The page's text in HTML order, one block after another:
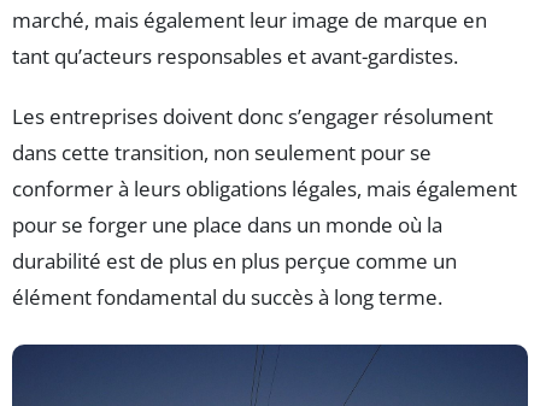
marché, mais également leur image de marque en
tant qu’acteurs responsables et avant-gardistes.
Les entreprises doivent donc s’engager résolument
dans cette transition, non seulement pour se
conformer à leurs obligations légales, mais également
pour se forger une place dans un monde où la
durabilité est de plus en plus perçue comme un
élément fondamental du succès à long terme.